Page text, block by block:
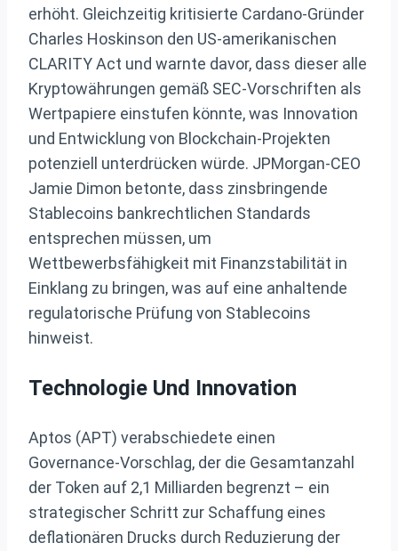
erhöht. Gleichzeitig kritisierte Cardano-Gründer
Charles Hoskinson den US-amerikanischen
CLARITY Act und warnte davor, dass dieser alle
Kryptowährungen gemäß SEC-Vorschriften als
Wertpapiere einstufen könnte, was Innovation
und Entwicklung von Blockchain-Projekten
potenziell unterdrücken würde. JPMorgan-CEO
Jamie Dimon betonte, dass zinsbringende
Stablecoins bankrechtlichen Standards
entsprechen müssen, um
Wettbewerbsfähigkeit mit Finanzstabilität in
Einklang zu bringen, was auf eine anhaltende
regulatorische Prüfung von Stablecoins
hinweist.
Technologie Und Innovation
Aptos (APT) verabschiedete einen
Governance-Vorschlag, der die Gesamtanzahl
der Token auf 2,1 Milliarden begrenzt – ein
strategischer Schritt zur Schaffung eines
deflationären Drucks durch Reduzierung der